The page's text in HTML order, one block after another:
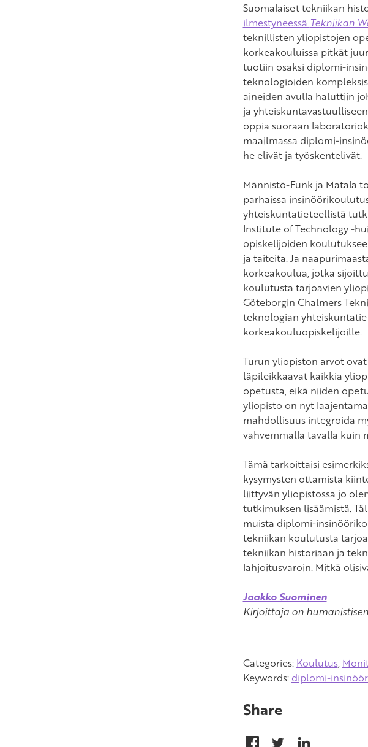
Suomalaiset tekniikan
ilmestyneessä Tekniikan
teknillisten yliopistojen
korkeakouluissa pitkät
tuotiin osaksi diplomi-
teknologioiden
aineiden avulla haluttiin
ja
oppia suoraan
maailmassa diplomi-
he elivät ja työskentelivät.
Männistö-Funk ja Matala
parhaissa
yhteiskuntatieteellistä
Institute of Technology -
opiskelijoiden
ja taiteita. Ja
korkeakoulua, jotka
koulutusta tarjoavien
Göteborgin Chalmers
teknologian
korkeakouluopiskelijoille.
Turun yliopiston arvot
läpileikkaavat kaikkia
opetusta, eikä niiden
yliopisto on nyt
mahdollisuus integroida
vahvemmalla tavalla kuin
Tämä tarkoittaisi
kysymysten ottamista
liittyvän yliopistossa jo
tutkimuksen lisäämistä.
muista diplomi-
tekniikan koulutusta
tekniikan historiaan ja
lahjoitusvaroin. Mitkä
Jaakko Suominen
Kirjoittaja on
Categories: Koulutus,
Keywords: diplomi-
Share